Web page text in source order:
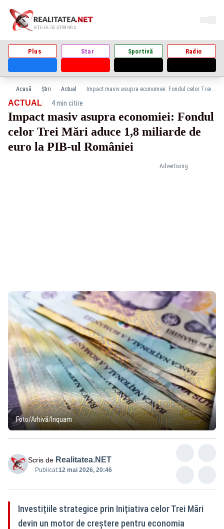
Plus Star Sportivă Radio
Acasă Știri Actual Impact masiv asupra economiei: Fondul celor Trei Mări aduce 1,8 miliarde de euro la PIB-ul României
Advertising
ACTUAL· 4 min citire
Impact masiv asupra economiei: Fondul
celor Trei Mări aduce 1,8 miliarde de
euro la PIB-ul României
Foto/Arhivă/Inquam
Scris de Realitatea.NET
Publicat:12 mai 2026, 20:46
Investițiile strategice prin Inițiativa celor Trei Mări
devin un motor de creștere pentru economia